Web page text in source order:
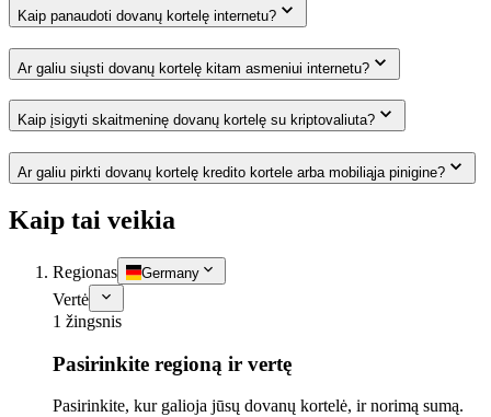
Kaip panaudoti dovanų kortelę internetu?
Ar galiu siųsti dovanų kortelę kitam asmeniui internetu?
Kaip įsigyti skaitmeninę dovanų kortelę su kriptovaliuta?
Ar galiu pirkti dovanų kortelę kredito kortele arba mobiliąja pinigine?
Kaip tai veikia
Regionas Germany
Vertė
1 žingsnis
Pasirinkite regioną ir vertę
Pasirinkite, kur galioja jūsų dovanų kortelė, ir norimą sumą.